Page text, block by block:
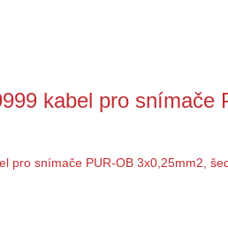
kabel pro